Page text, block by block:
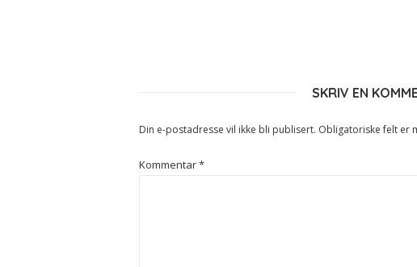
SKRIV EN
Din e-postadresse vil ikke bli publisert. Obligatoriske felt er
Kommentar*